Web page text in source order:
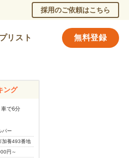
採用のご依頼はこちら
リスト 無料登録
ング
で6分
パー
加養493番地
円～